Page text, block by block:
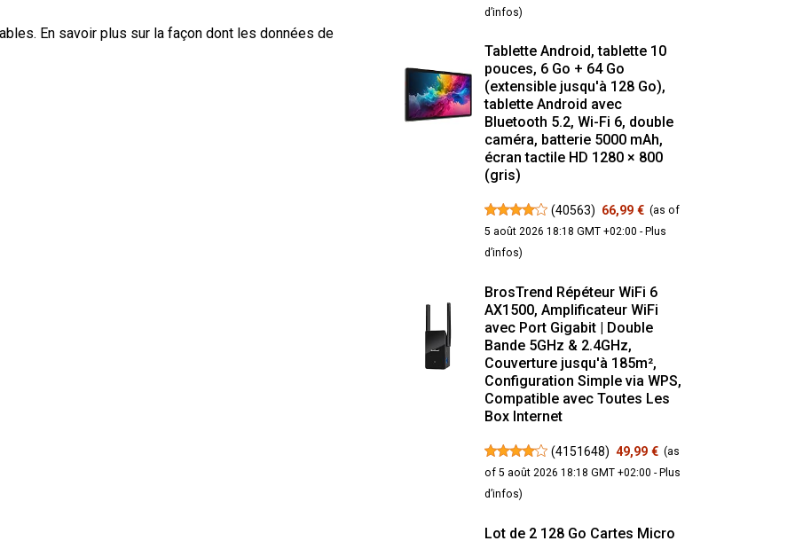
En savoir plus sur la façon dont les données de
d’infos)
Tablette Android, tablette 10
pouces, 6 Go + 64 Go
(extensible jusqu'à 128 Go),
tablette Android avec
Bluetooth 5.2, Wi-Fi 6, double
caméra, batterie 5000 mAh,
écran tactile HD 1280 × 800
(gris)
(40563) 66,99 € (as of
5 août 2026 18:18 GMT +02:00 - Plus
d’infos)
BrosTrend Répéteur WiFi 6
AX1500, Amplificateur WiFi
avec Port Gigabit | Double
Bande 5GHz & 2.4GHz,
Couverture jusqu'à 185m²,
Configuration Simple via WPS,
Compatible avec Toutes Les
Box Internet
(4151648) 49,99 € (as
of 5 août 2026 18:18 GMT +02:00 - Plus
d’infos)
Lot de 2 128 Go Cartes Micro